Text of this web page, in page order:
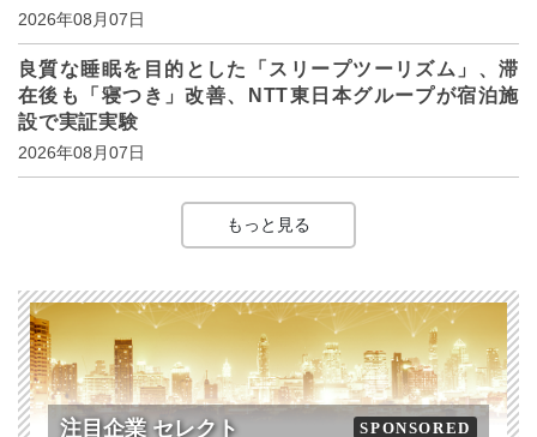
2026年08月07日
良質な睡眠を目的とした「スリープツーリズム」、滞
在後も「寝つき」改善、NTT東日本グループが宿泊施
設で実証実験
2026年08月07日
もっと見る
注目企業 セレクト SPONSORED